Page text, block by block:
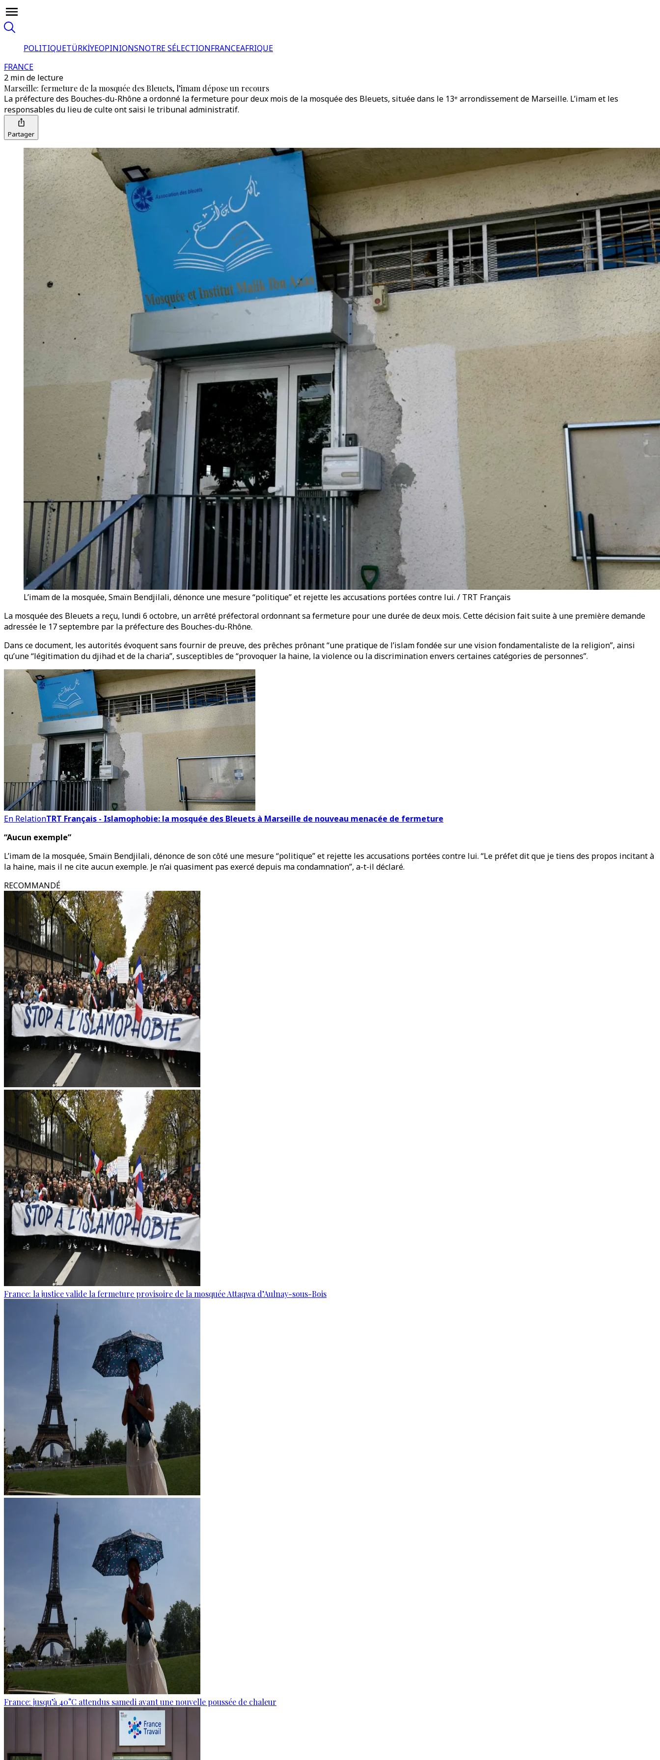
POLITIQUETÜRKİYEOPINIONSNOTRE SÉLECTIONFRANCEAFRIQUE
FRANCE
2 min de lecture
Marseille: fermeture de la mosquée des Bleuets, l’imam dépose un recours
La préfecture des Bouches-du-Rhône a ordonné la fermeture pour deux mois de la mosquée des Bleuets, située dans le 13ᵉ arrondissement de Marseille. L’imam et les
responsables du lieu de culte ont saisi le tribunal administratif.
Partager
L’imam de la mosquée, Smaïn Bendjilali, dénonce une mesure “politique” et rejette les accusations portées contre lui. / TRT Français
La mosquée des Bleuets a reçu, lundi 6 octobre, un arrêté préfectoral ordonnant sa fermeture pour une durée de deux mois. Cette décision fait suite à une première demande
adressée le 17 septembre par la préfecture des Bouches-du-Rhône.
Dans ce document, les autorités évoquent sans fournir de preuve, des prêches prônant “une pratique de l’islam fondée sur une vision fondamentaliste de la religion”, ainsi
qu’une “légitimation du djihad et de la charia”, susceptibles de “provoquer la haine, la violence ou la discrimination envers certaines catégories de personnes”.
En RelationTRT Français - Islamophobie: la mosquée des Bleuets à Marseille de nouveau menacée de fermeture
“Aucun exemple”
L’imam de la mosquée, Smaïn Bendjilali, dénonce de son côté une mesure “politique” et rejette les accusations portées contre lui. “Le préfet dit que je tiens des propos incitant à
la haine, mais il ne cite aucun exemple. Je n’ai quasiment pas exercé depuis ma condamnation”, a-t-il déclaré.
RECOMMANDÉ
France: la justice valide la fermeture provisoire de la mosquée Attaqwa d’Aulnay-sous-Bois
France: jusqu’à 40°C attendus samedi avant une nouvelle poussée de chaleur